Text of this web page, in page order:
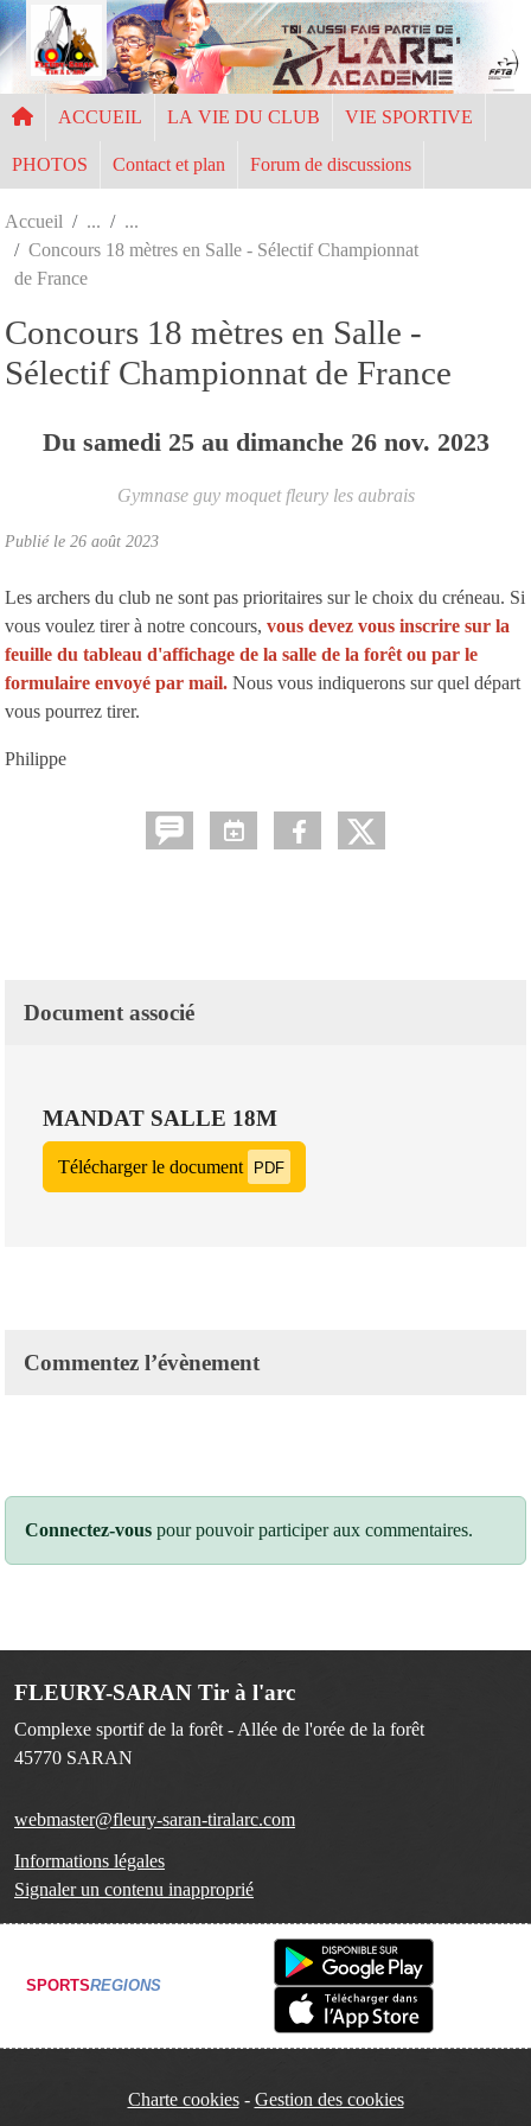
ACCUEIL LA VIE DU CLUB VIE SPORTIVE
PHOTOS Contact et plan Forum de discussions
Accueil
Concours 18 mètres en Salle - Sélectif Championnat
de France
Concours 18 mètres en Salle -
Sélectif Championnat de France
Du samedi 25au dimanche 26 nov. 2023
Gymnase guy moquet fleury les aubrais
Publié le 26 août 2023
Les archers du club ne sont pas prioritaires sur le choix du créneau. Si
vous voulez tirer à notre concours, vous devez vous inscrire sur la
feuille du tableau d'affichage de la salle de la forêt ou par le
formulaire envoyé par mail. Nous vous indiquerons sur quel départ
vous pourrez tirer.
Philippe
Document associé
MANDAT SALLE 18M
Télécharger le document PDF
Commentez l’évènement
Connectez-vous pour pouvoir participer aux commentaires.
FLEURY-SARAN Tir à l'arc
Complexe sportif de la forêt - Allée de l'orée de la forêt
45770 SARAN
webmaster@fleury-saran-tiralarc.com
Informations légales
Signaler un contenu inapproprié
SPORTSREGIONS
Charte cookies Gestion des cookies
Panneau de gestion des cookies